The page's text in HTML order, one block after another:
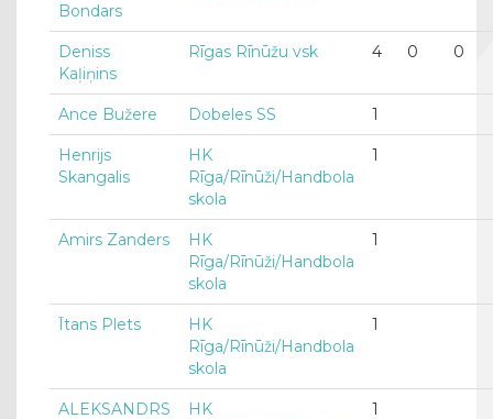
Bondars
Deniss
Kaļiņins
Rīgas Rīnūžu vsk 4 0 0
Ance Bužere Dobeles SS 1
Henrijs
Skangalis
HK
Rīga/Rīnūži/Handbola
skola
1
Amirs Zanders
HK
Rīga/Rīnūži/Handbola
skola
1
Ītans Plets
HK
Rīga/Rīnūži/Handbola
skola
1
ALEKSANDRS
HK
1